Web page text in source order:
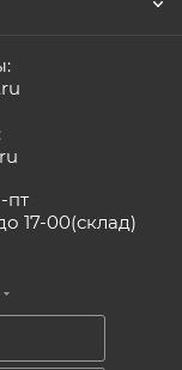
пт
17-00(склад)